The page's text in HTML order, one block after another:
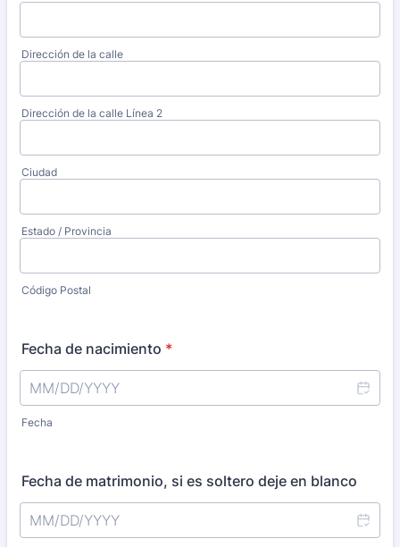
Dirección de la calle
Dirección de la calle Línea 2
Ciudad
Estado / Provincia
Código Postal
Fecha de nacimiento *
Fecha
Fecha de matrimonio, si es soltero deje en blanco